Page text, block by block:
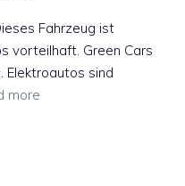
Fahrzeug ist
vorteilhaft. Green Cars
Elektroautos sind
more